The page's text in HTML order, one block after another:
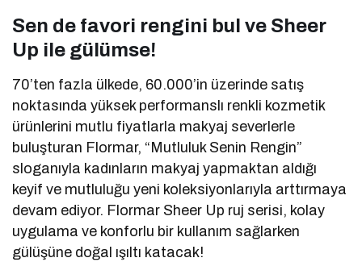
Sen de favori rengini bul ve Sheer
Up ile gülümse!
70’ten fazla ülkede, 60.000’in üzerinde satış
noktasında yüksek performanslı renkli kozmetik
ürünlerini mutlu fiyatlarla makyaj severlerle
buluşturan Flormar, “Mutluluk Senin Rengin”
sloganıyla kadınların makyaj yapmaktan aldığı
keyif ve mutluluğu yeni koleksiyonlarıyla arttırmaya
devam ediyor. Flormar Sheer Up ruj serisi, kolay
uygulama ve konforlu bir kullanım sağlarken
gülüşüne doğal ışıltı katacak!